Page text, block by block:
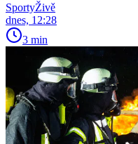
SportyŽivě
dnes, 12:28
3 min